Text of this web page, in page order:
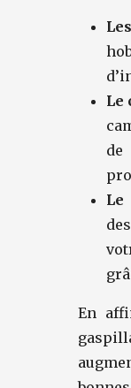
Le
Le
En